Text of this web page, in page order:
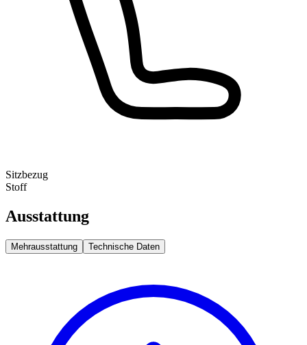
Sitzbezug
Stoff
Ausstattung
Mehrausstattung Technische Daten